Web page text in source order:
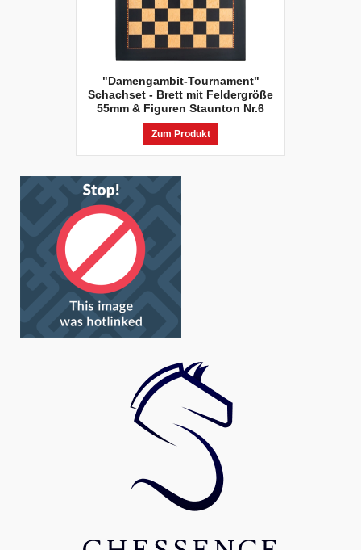
"Damengambit-Tournament"
Schachset - Brett mit Feldergröße
55mm & Figuren Staunton Nr.6
Zum Produkt